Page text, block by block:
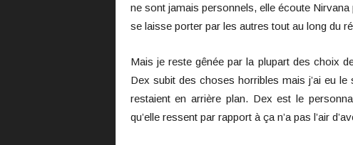
ne sont jamais personnels, elle écoute
se laisse porter par les autres tout au long du
Mais je reste gênée par la plupart des choix
Dex subit des choses horribles mais j’ai eu
restaient en arrière plan. Dex est le
qu’elle ressent par rapport à ça n’a pas l’air